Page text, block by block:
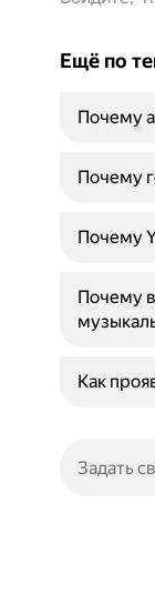
Ещё по
Почему
Почему
Почему
Почему
Как